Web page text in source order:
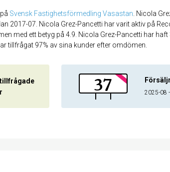
Svensk Fastighetsförmedling Vasastan. Nicola
2017-07. Nicola Grez-Pancetti har varit aktiv på
med ett betyg på 4.9. Nicola Grez-Pancetti har haft
tillfrågat 97% av sina kunder efter omdömen.
37 2025-08